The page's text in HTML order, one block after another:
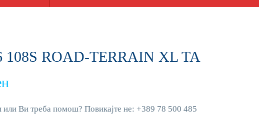
108S ROAD-TERRAIN XL TA
или Ви треба помош? Повикајте не: +389 78 500 485